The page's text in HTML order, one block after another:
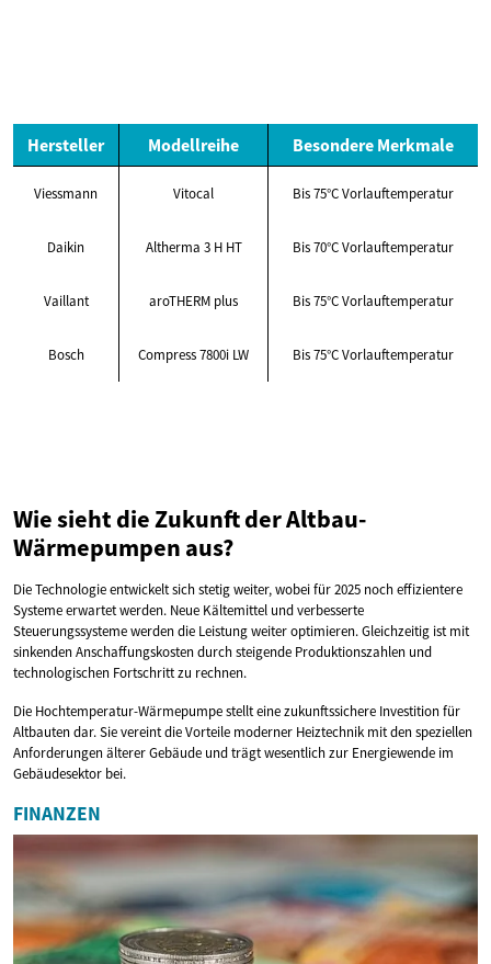
Hersteller Modellreihe Besondere Merkmale
Viessmann Vitocal Bis 75°C Vorlauftemperatur
Daikin Altherma 3 H HT Bis 70°C Vorlauftemperatur
Vaillant aroTHERM plus Bis 75°C Vorlauftemperatur
Bosch Compress 7800i LW Bis 75°C Vorlauftemperatur
Wie sieht die Zukunft der Altbau-
Wärmepumpen aus?
Die Technologie entwickelt sich stetig weiter, wobei für 2025 noch effizientere
Systeme erwartet werden. Neue Kältemittel und verbesserte
Steuerungssysteme werden die Leistung weiter optimieren. Gleichzeitig ist mit
sinkenden Anschaffungskosten durch steigende Produktionszahlen und
technologischen Fortschritt zu rechnen.
Die Hochtemperatur-Wärmepumpe stellt eine zukunftssichere Investition für
Altbauten dar. Sie vereint die Vorteile moderner Heiztechnik mit den speziellen
Anforderungen älterer Gebäude und trägt wesentlich zur Energiewende im
Gebäudesektor bei.
FINANZEN